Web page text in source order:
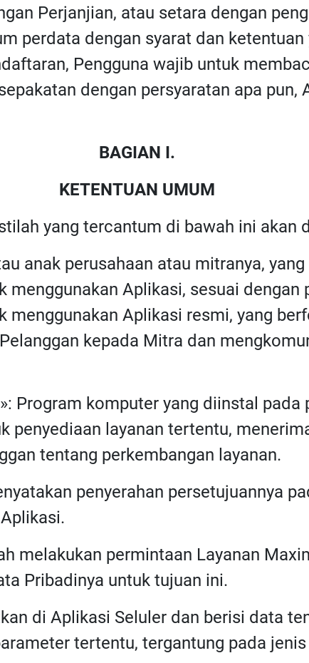
Perjanjian, atau setara dengan
perdata dengan syarat dan
Pengguna wajib untuk
dengan persyaratan apa pun,
BAGIAN I.
KETENTUAN UMUM
yang tercantum di bawah ini akan
anak perusahaan atau mitranya,
Aplikasi, sesuai dengan
Aplikasi resmi, yang
kepada Mitra dan
Program komputer yang diinstal pada
penyediaan layanan tertentu,
tentang perkembangan layanan.
penyerahan persetujuannya
melakukan permintaan Layanan
Pribadinya untuk tujuan ini.
di Aplikasi Seluler dan berisi data
tertentu, tergantung pada jenis